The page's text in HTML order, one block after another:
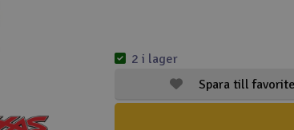
Spara till
2 i lager